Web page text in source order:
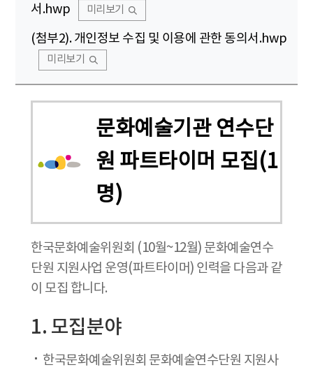
서.hwp
미리보기
(첨부2). 개인정보 수집 및 이용에 관한 동의서.hwp
미리보기
문화예술기관 연수단
원 파트타이머 모집(1
명)
한국문화예술위원회 (10월~12월) 문화예술연수
단원 지원사업 운영(파트타이머) 인력을 다음과 같
이 모집 합니다.
1. 모집분야
한국문화예술위원회 문화예술연수단원 지원사